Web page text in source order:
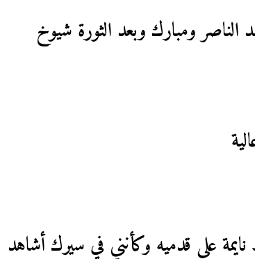
الناصر ومبارك وبعد الثورة شيوخ
علي قدميه وكأنني في سيرك أشاهد